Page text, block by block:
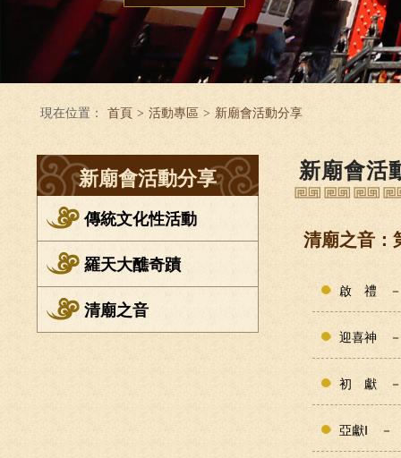
現在位置： 首頁 > 活動專區 > 新廟會活動分享
新廟會活動分享
傳統文化性活動
羅天大醮奇蹟
清廟之音
新廟會活
清廟之音：
啟 禮 －
迎喜神
初 獻 －
亞獻Ⅰ －